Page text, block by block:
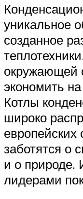
уникальное
созданное
окружающей
экономить
Котлы
широко
европейских
заботятся о
и о природе.
лидерами